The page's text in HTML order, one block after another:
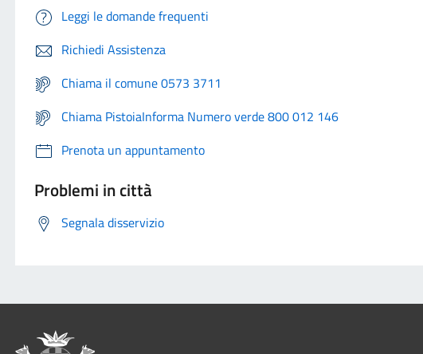
Leggi le domande frequenti
Richiedi Assistenza
Chiama il comune 0573 3711
Chiama PistoiaInforma Numero verde 800 012 146
Prenota un appuntamento
Problemi in città
Segnala disservizio